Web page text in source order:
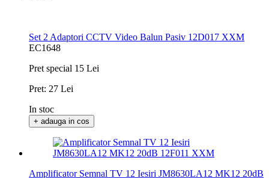
Set 2 Adaptori CCTV Video Balun Pasiv 12D017 XXM
In stoc